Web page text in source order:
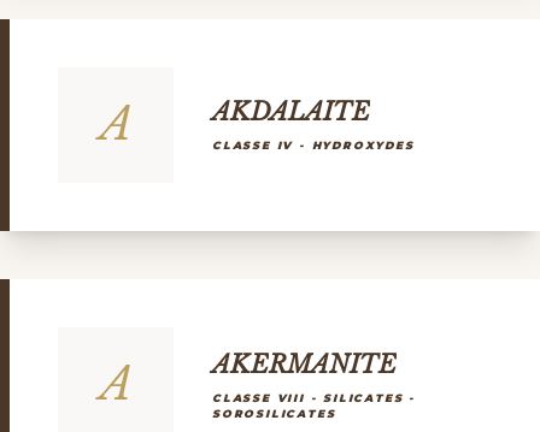
A AKDALAITE
CLASSE IV - HYDROXYDES
A AKERMANITE
CLASSE VIII - SILICATES -
SOROSILICATES